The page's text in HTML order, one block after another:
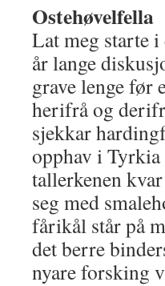
Ostehøvelfella
Lat meg starte
år lange
grave lenge før
herifrå og
sjekkar
opphav i Tyrkia
tallerkenen
seg med
fårikål står på
det berre
nyare forsking